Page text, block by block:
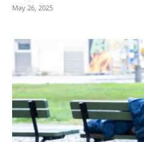
May 26, 2025